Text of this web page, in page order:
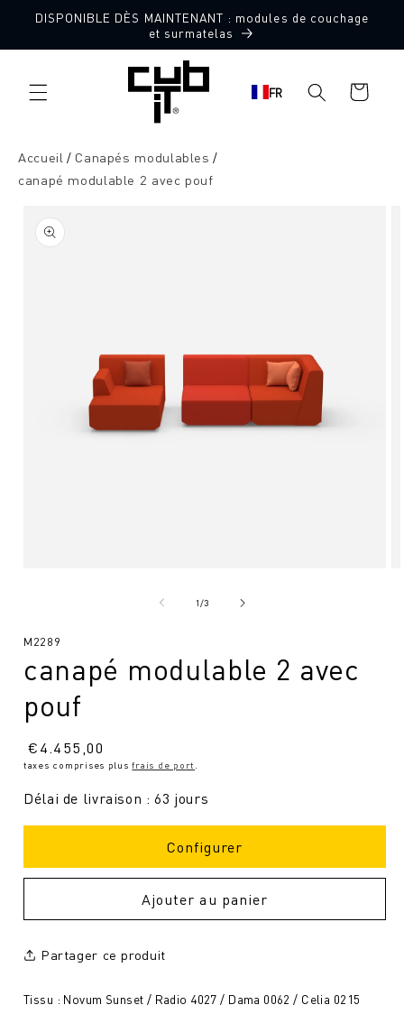
directement
DISPONIBLE DÈS MAINTENANT : modules de couchage
et surmatelas
FR
Panier
d'achat
Accueil
Canapés modulables
canapé modulable 2 avec pouf
sur le
produit
modal
1/de
3
Fabriqué en Allemagne 🖤
SKU
M2289
canapé modulable 2 avec
pouf
Prix
normal
€4.455,00
taxes comprises plusfrais de port
Délai de livraison : 63 jours
Configurer
Ajouter au panier
Partager ce produit
Tissu : Novum Sunset / Radio 4027 / Dama 0062 / Celia 0215